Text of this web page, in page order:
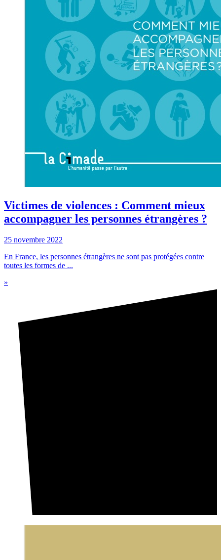
Victimes de violences : Comment mieux
accompagner les personnes étrangères ?
25 novembre 2022
En France, les personnes étrangères ne sont pas protégées contre
toutes les formes de ...
»